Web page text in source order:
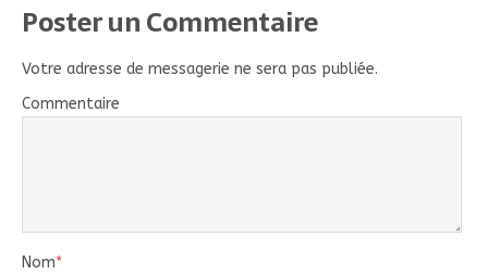
Poster un Commentaire
Votre adresse de messagerie ne sera pas publiée.
Commentaire
Nom*